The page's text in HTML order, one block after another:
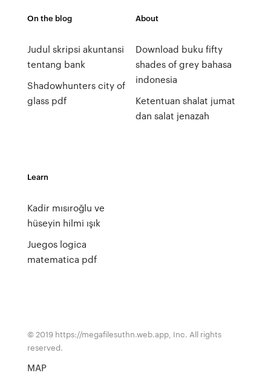
On the blog
Judul skripsi akuntansi
tentang bank
Shadowhunters city of
glass pdf
About
Download buku fifty
shades of grey bahasa
indonesia
Ketentuan shalat jumat
dan salat jenazah
Learn
Kadir mısıroğlu ve
hüseyin hilmi ışık
Juegos logica
matematica pdf
© 2019 https://megafilesuthn.web.app, Inc. All rights
reserved.
MAP